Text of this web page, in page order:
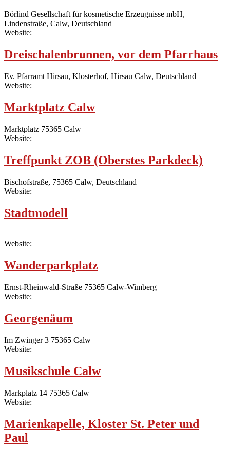
Börlind Gesellschaft für kosmetische Erzeugnisse mbH,
Lindenstraße, Calw, Deutschland
Website:
Dreischalenbrunnen, vor dem Pfarrhaus
Ev. Pfarramt Hirsau, Klosterhof, Hirsau Calw, Deutschland
Website:
Marktplatz Calw
Marktplatz 75365 Calw
Website:
Treffpunkt ZOB (Oberstes Parkdeck)
Bischofstraße, 75365 Calw, Deutschland
Website:
Stadtmodell
Website:
Wanderparkplatz
Ernst-Rheinwald-Straße 75365 Calw-Wimberg
Website:
Georgenäum
Im Zwinger 3 75365 Calw
Website:
Musikschule Calw
Markplatz 14 75365 Calw
Website:
Marienkapelle, Kloster St. Peter und
Paul